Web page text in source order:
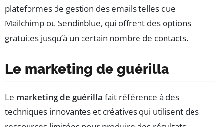
plateformes de gestion des emails telles que
Mailchimp ou Sendinblue, qui offrent des options
gratuites jusqu’à un certain nombre de contacts.
Le marketing de guérilla
Le marketing de guérilla fait référence à des
techniques innovantes et créatives qui utilisent des